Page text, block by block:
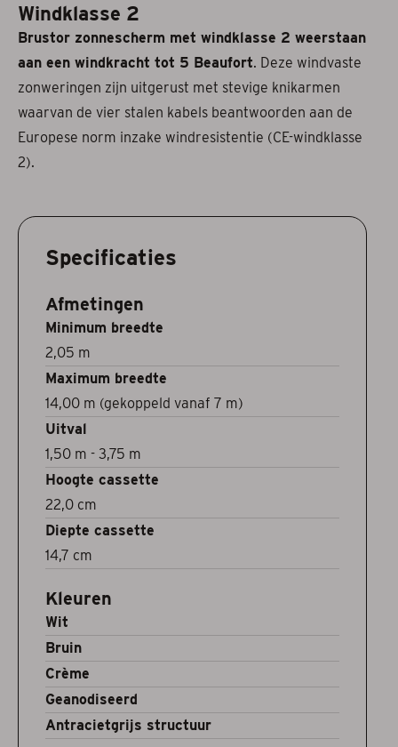
Windklasse 2
Brustor zonnescherm met windklasse 2 weerstaan
aan een windkracht tot 5 Beaufort. Deze windvaste
zonweringen zijn uitgerust met stevige knikarmen
waarvan de vier stalen kabels beantwoorden aan de
Europese norm inzake windresistentie (CE-windklasse
2).
Specificaties
Afmetingen
Minimum breedte
2,05 m
Maximum breedte
14,00 m (gekoppeld vanaf 7 m)
Uitval
1,50 m - 3,75 m
Hoogte cassette
22,0 cm
Diepte cassette
14,7 cm
Kleuren
Wit
Bruin
Crème
Geanodiseerd
Antracietgrijs structuur